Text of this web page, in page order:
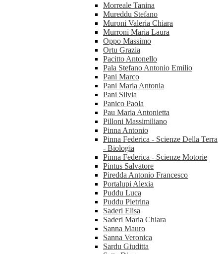
Morreale Tanina
Mureddu Stefano
Muroni Valeria Chiara
Murroni Maria Laura
Oppo Massimo
Ortu Grazia
Pacitto Antonello
Pala Stefano Antonio Emilio
Pani Marco
Pani Maria Antonia
Pani Silvia
Panico Paola
Pau Maria Antonietta
Pilloni Massimiliano
Pinna Antonio
Pinna Federica - Scienze Della Terra
- Biologia
Pinna Federica - Scienze Motorie
Pintus Salvatore
Piredda Antonio Francesco
Portalupi Alexia
Puddu Luca
Puddu Pietrina
Saderi Elisa
Saderi Maria Chiara
Sanna Mauro
Sanna Veronica
Sardu Giuditta